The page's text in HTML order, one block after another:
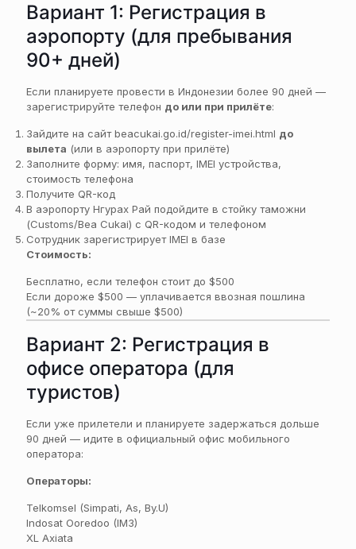
Вариант 1: Регистрация в
аэропорту (для пребывания
90+ дней)
Если планируете провести в Индонезии более 90 дней —
зарегистрируйте телефон до или при прилёте:
Зайдите на сайт beacukai.go.id/register-imei.html до
вылета (или в аэропорту при прилёте)
Заполните форму: имя, паспорт, IMEI устройства,
стоимость телефона
Получите QR-код
В аэропорту Нгурах Рай подойдите в стойку таможни
(Customs/Bea Cukai) с QR-кодом и телефоном
Сотрудник зарегистрирует IMEI в базе
Стоимость:
Бесплатно, если телефон стоит до $500
Если дороже $500 — уплачивается ввозная пошлина
(~20% от суммы свыше $500)
Вариант 2: Регистрация в
офисе оператора (для
туристов)
Если уже прилетели и планируете задержаться дольше
90 дней — идите в официальный офис мобильного
оператора:
Операторы:
Telkomsel (Simpati, As, By.U)
Indosat Ooredoo (IM3)
XL Axiata